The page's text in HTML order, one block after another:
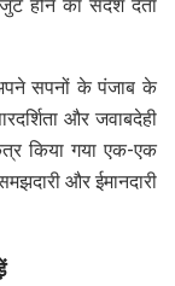
होने का संदेश देता
सपनों के पंजाब के
और जवाबदेही
किया गया एक-एक
और ईमानदारी